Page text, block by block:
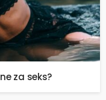
za seks?